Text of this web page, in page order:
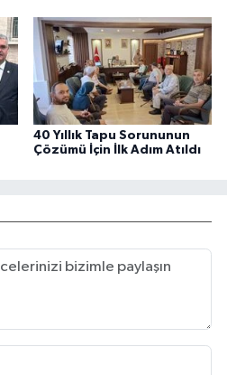
40 Yıllık Tapu Sorununun
Çözümü İçin İlk Adım Atıldı